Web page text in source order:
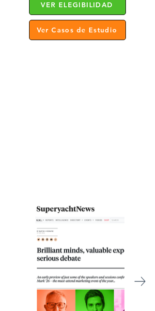
VER ELEGIBILIDAD
Ver Casos de Estudio